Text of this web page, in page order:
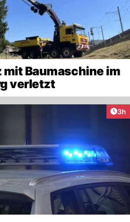
mit Baumaschine im
verletzt
3h